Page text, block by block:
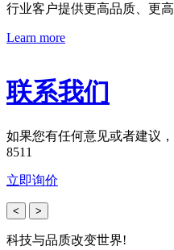
行业客户提供更高品质、更高
Learn more
联系我们
如果您有任何意见或者建议
8511
立即询价
< >
科技与品质改变世界!